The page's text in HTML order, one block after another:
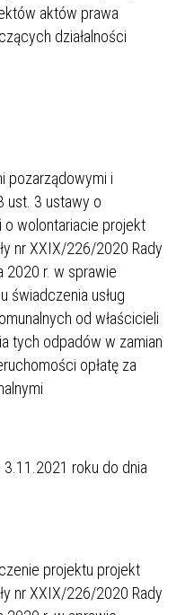
aktów prawa
działalności
pozarządowymi i
ust. 3 ustawy o
o wolontariacie projekt
nr XXIX/226/2020 Rady
2020 r. w sprawie
świadczenia usług
od właścicieli
tych odpadów w zamian
opłatę za
roku do dnia
projektu projekt
nr XXIX/226/2020 Rady